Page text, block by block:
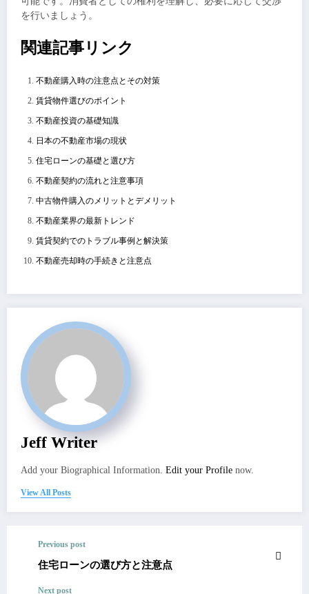
を行いましょう。
関連記事リンク
不動産購入時の注意点とその対策
賃貸物件選びのポイント
不動産投資の基礎知識
日本の不動産市場の現状
住宅ローンの基礎と選び方
不動産契約の流れと注意事項
中古物件購入のメリットとデメリット
不動産業界の最新トレンド
賃貸契約でのトラブル事例と解決策
不動産売却時の手続きと注意点
Jeff Writer
Add your Biographical Information. Edit your Profile now.
View All Posts
Previous post
住宅ローンの選び方と注意点
Next post